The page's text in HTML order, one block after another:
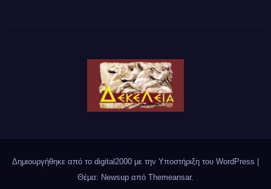
Δημιουργήθηκε από το digital2000 με την Υποστήριξη του WordPress
Θέμα: Newsup από Themeansar.